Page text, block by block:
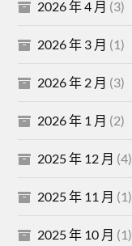
2026 年 4 月 (3)
2026 年 3 月 (1)
2026 年 2 月 (3)
2026 年 1 月 (2)
2025 年 12 月 (4)
2025 年 11 月 (1)
2025 年 10 月 (1)